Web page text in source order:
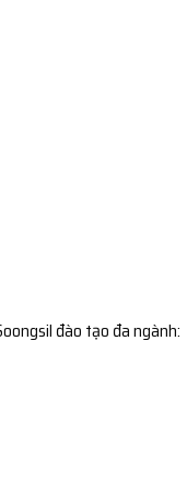
đào tạo đa ngành: